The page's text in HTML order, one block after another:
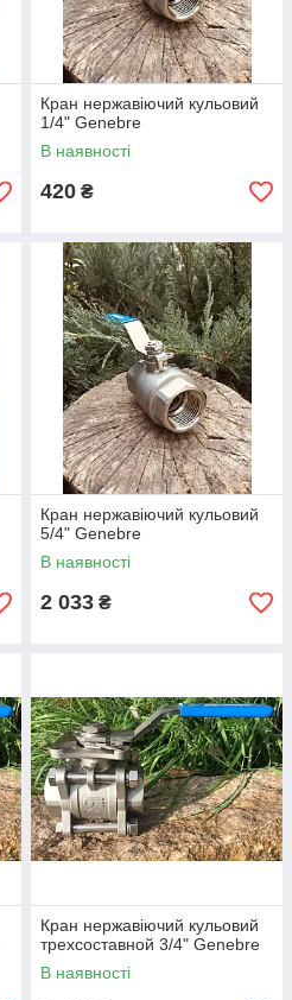
Кран нержавіючий кульовий
1/4" Genebre
В наявності
420 ₴
Кран нержавіючий кульовий
5/4" Genebre
В наявності
2 033 ₴
Кран нержавіючий кульовий
трехсоставной 3/4" Genebre
В наявності